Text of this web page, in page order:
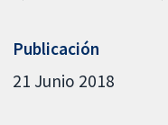
Publicación
21 Junio 2018